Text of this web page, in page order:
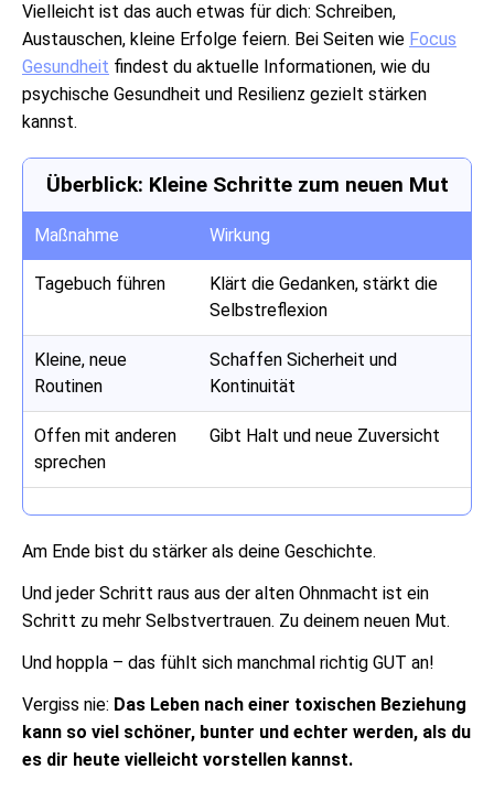
Vielleicht ist das auch etwas für dich: Schreiben,
Austauschen, kleine Erfolge feiern. Bei Seiten wie Focus
Gesundheit findest du aktuelle Informationen, wie du
psychische Gesundheit und Resilienz gezielt stärken
kannst.
Überblick: Kleine Schritte zum neuen Mut
Maßnahme Wirkung
Tagebuch führen
Klärt die Gedanken, stärkt die
Selbstreflexion
Kleine, neue
Routinen
Schaffen Sicherheit und
Kontinuität
Offen mit anderen
sprechen
Gibt Halt und neue Zuversicht
Am Ende bist du stärker als deine Geschichte.
Und jeder Schritt raus aus der alten Ohnmacht ist ein
Schritt zu mehr Selbstvertrauen. Zu deinem neuen Mut.
Und hoppla – das fühlt sich manchmal richtig GUT an!
Vergiss nie: Das Leben nach einer toxischen Beziehung
kann so viel schöner, bunter und echter werden, als du
es dir heute vielleicht vorstellen kannst.